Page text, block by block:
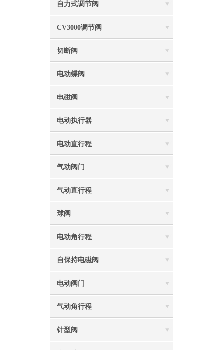
自力式调节阀
CV3000调节阀
切断阀
电动蝶阀
电磁阀
电动执行器
电动直行程
气动阀门
气动直行程
球阀
电动角行程
自保持电磁阀
电动阀门
气动角行程
针型阀